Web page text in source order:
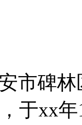
市碑
于xx